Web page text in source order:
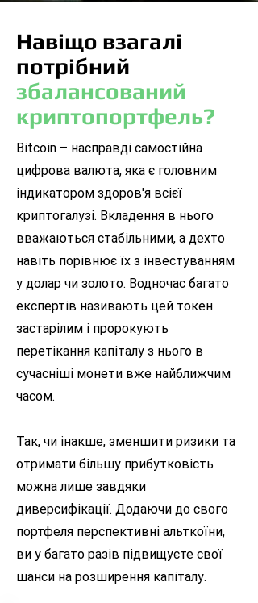
Навіщо взагалі
потрібний
збалансований
криптопортфель?
Bitcoin – насправді самостійна
цифрова валюта, яка є головним
індикатором здоров'я всієї
криптогалузі. Вкладення в нього
вважаються стабільними, а дехто
навіть порівнює їх з інвестуванням
у долар чи золото. Водночас багато
експертів називають цей токен
застарілим і пророкують
перетікання капіталу з нього в
сучасніші монети вже найближчим
часом.
Так, чи інакше, зменшити ризики та
отримати більшу прибутковість
можна лише завдяки
диверсифікації. Додаючи до свого
портфеля перспективні альткоїни,
ви у багато разів підвищуєте свої
шанси на розширення капіталу.